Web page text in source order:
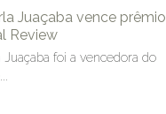
Juaçaba vence prêmio
Review
foi a vencedora do